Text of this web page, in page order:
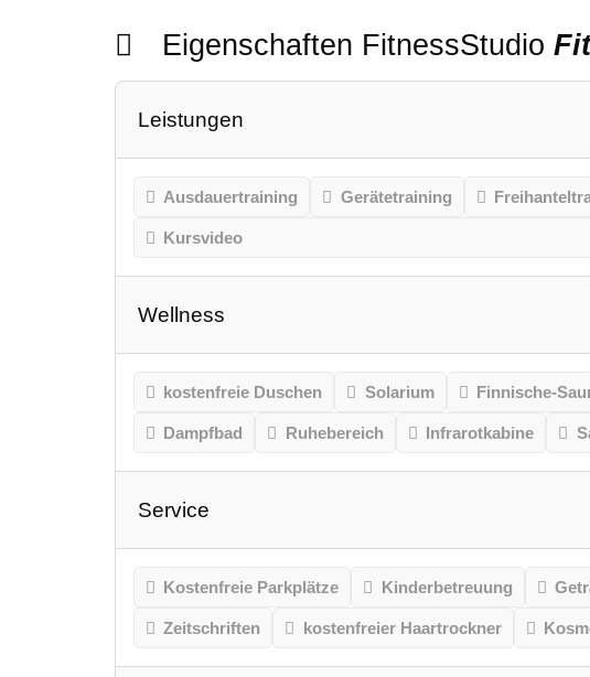
Eigenschaften FitnessStudio
Leistungen
Ausdauertraining Gerätetraining
Kursvideo
Wellness
kostenfreie Duschen Solarium Finnische-
Dampfbad Ruhebereich Infrarotkabine
Service
Kostenfreie Parkplätze Kinderbetreuung
Zeitschriften kostenfreier Haartrockner